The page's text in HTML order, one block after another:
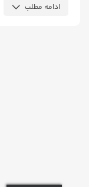
ادامه مطلب